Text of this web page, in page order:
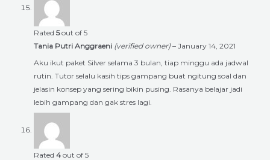
Rated 5out of 5
Tania Putri Anggraeni (verified owner) – January 14, 2021
Aku ikut paket Silver selama 3 bulan, tiap minggu ada jadwal
rutin. Tutor selalu kasih tips gampang buat ngitung soal dan
jelasin konsep yang sering bikin pusing. Rasanya belajar jadi
lebih gampang dan gak stres lagi.
Rated 4 out of 5